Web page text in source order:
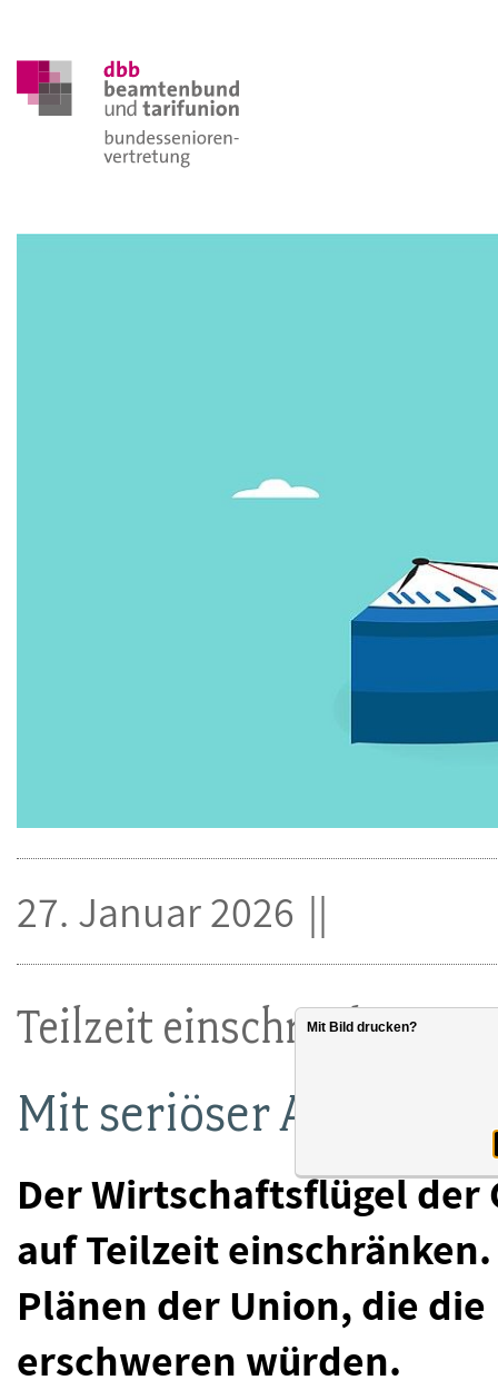
Teilzeit einschränken?
Mit seriöser
Der Wirtschaftsflügel der
auf Teilzeit
Plänen der Union, die
erschweren würden.
27. Januar 2026
Mit Bild drucken?